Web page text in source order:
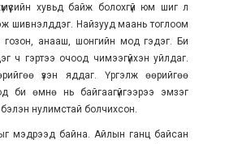
хувьд байж болохгүй юм шиг л
шивнэлддэг. Найзууд маань тоглоом
гозон, анааш, шонгийн мод гэдэг. Би
ч гэртээ очоод чимээгүйхэн уйлдаг.
үзэн яддаг. Үргэлж өөрийгөө
би өмнө нь байгаагүйгээрээ эмзэг
нулимстай болчихсон.
мэдрээд байна. Айлын ганц байсан